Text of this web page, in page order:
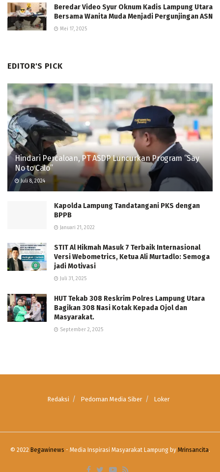
Beredar Video Syur Oknum Kadis Lampung Utara
Bersama Wanita Muda Menjadi Pergunjingan ASN
Mei 17, 2025
EDITOR'S PICK
Hindari Percaloan, PT ASDP Luncurkan Program “Say
No to Calo”
Juli 8, 2024
Kapolda Lampung Tandatangani PKS dengan
BPPB
Januari 21, 2022
STIT Al Hikmah Masuk 7 Terbaik Internasional
Versi Webometrics, Ketua Ali Murtadlo: Semoga
jadi Motivasi
Juli 31, 2025
HUT Tekab 308 Reskrim Polres Lampung Utara
Bagikan 308 Nasi Kotak Kepada Ojol dan
Masyarakat.
September 2, 2025
Redaksi Pedoman Media Siber Loker
© 2022 Begawinews - Media Inspirasi Masyarakat Lampung by Mrinsancita.